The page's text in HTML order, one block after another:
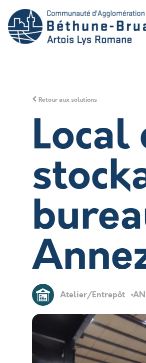
Retour aux solutions
Local
Atelier/Entrepôt